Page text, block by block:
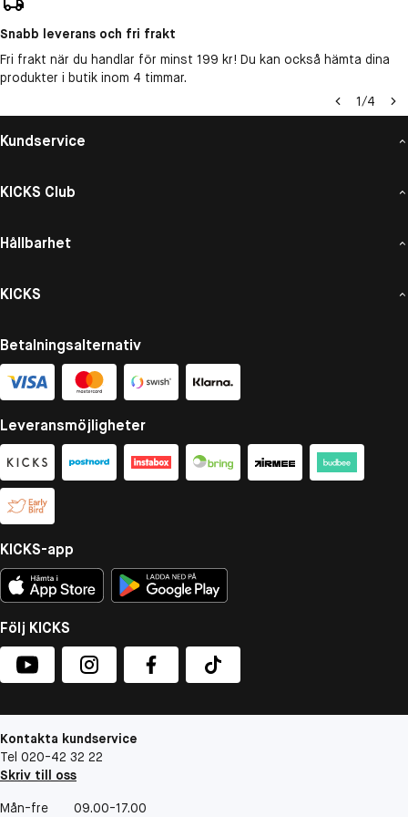
Snabb leverans och fri frakt
Fri frakt när du handlar för minst 199 kr! Du kan också hämta dina
produkter i butik inom 4 timmar.
1/4
Kundservice
KICKS Club
Hållbarhet
KICKS
Betalningsalternativ
Leveransmöjligheter
KICKS-app
Följ KICKS
Kontakta kundservice
Tel 020-42 32 22
Skriv till oss
Mån-fre
09.00-17.00